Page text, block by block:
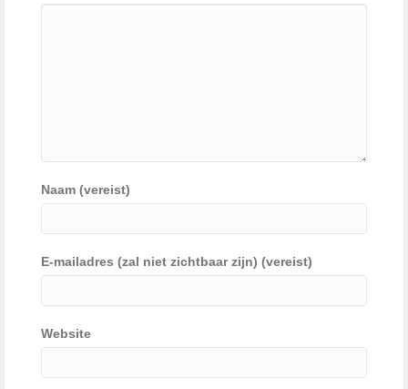
Naam (vereist)
E-mailadres (zal niet zichtbaar zijn) (vereist)
Website